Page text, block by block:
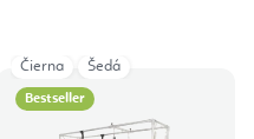
Bestseller
Čierna Šedá